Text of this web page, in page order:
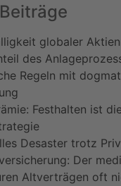
globaler
des
Regeln mit
Festhalten ist
Desaster trotz
Der
Altverträgen oft